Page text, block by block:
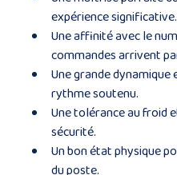
expérience significative.
Une affinité avec le
commandes arrivent
Une grande dynamique
rythme soutenu.
Une tolérance au froid
sécurité.
Un bon état physique
du poste.